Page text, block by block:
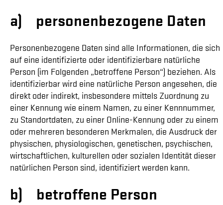
a) personenbezogene Daten
Personenbezogene Daten sind alle Informationen, die sich
auf eine identifizierte oder identifizierbare natürliche
Person (im Folgenden „betroffene Person“) beziehen. Als
identifizierbar wird eine natürliche Person angesehen, die
direkt oder indirekt, insbesondere mittels Zuordnung zu
einer Kennung wie einem Namen, zu einer Kennnummer,
zu Standortdaten, zu einer Online-Kennung oder zu einem
oder mehreren besonderen Merkmalen, die Ausdruck der
physischen, physiologischen, genetischen, psychischen,
wirtschaftlichen, kulturellen oder sozialen Identität dieser
natürlichen Person sind, identifiziert werden kann.
b) betroffene Person